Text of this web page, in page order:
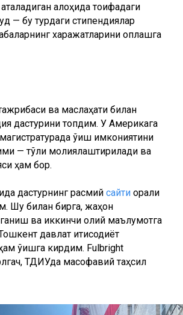
алоҳида тоифадаги
— бу турдаги стипендиялар
харажатларини қоплашга
ва маслаҳати билан
дастурини топдим. У Америкага
ўқиш имкониятини
— тўлиқ молиялаштирилади ва
ҳам бор.
дастурнинг расмий сайти орқали
Шу билан бирга, жаҳон
ва иккинчи олий маълумотга
давлат иқтисодиёт
ўқишга кирдим. Fulbright
ТДИУда масофавий таҳсил